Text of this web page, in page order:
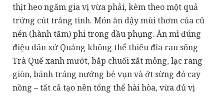
thịt heo ngấm gia vị vừa phải, kèm theo một quả
trứng cút trắng tinh. Món ăn dậy mùi thơm của củ
nén (hành tăm) phi trong dầu phụng. Ăn mì đúng
điệu dân xứ Quảng không thể thiếu đĩa rau sống
Trà Quế xanh mướt, bắp chuối xắt mỏng, lạc rang
giòn, bánh tráng nướng bẻ vụn và ớt sừng đỏ cay
nồng – tất cả tạo nên tổng thể hài hòa, vừa đủ vị